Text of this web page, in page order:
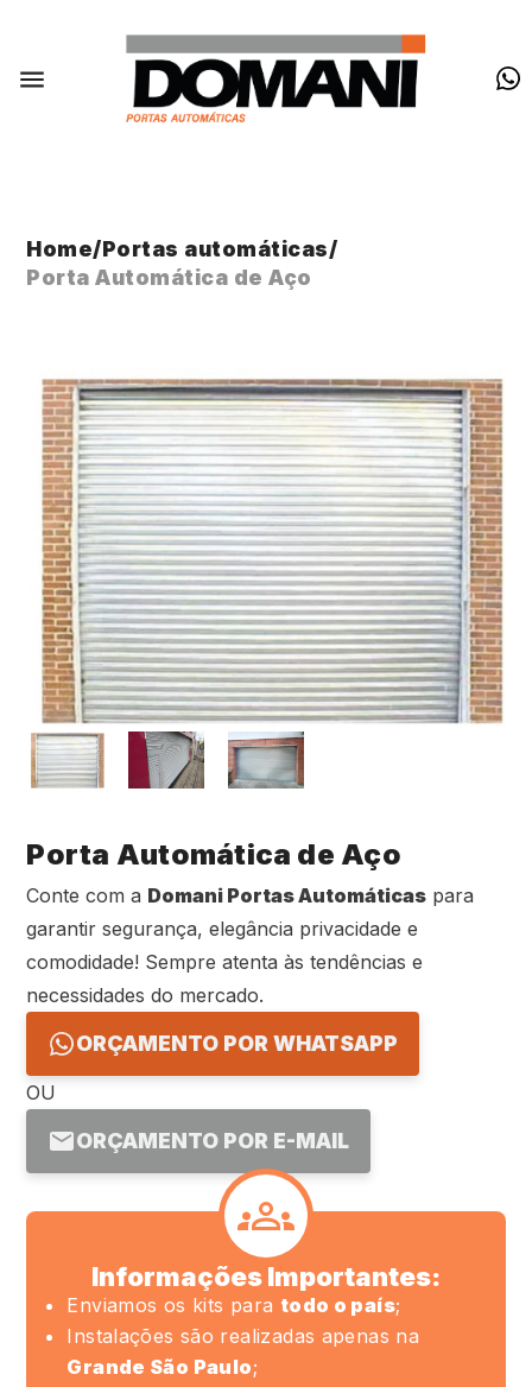
Home/Portas automáticas/
Porta Automática de Aço
Porta Automática de Aço
Conte com a Domani Portas Automáticas para
garantir segurança, elegância privacidade e
comodidade! Sempre atenta às tendências e
necessidades do mercado.
ORÇAMENTO POR WHATSAPP
OU
ORÇAMENTO POR E-MAIL
Informações Importantes:
Enviamos os kits para todo o país;
Instalações são realizadas apenas na
Grande São Paulo;